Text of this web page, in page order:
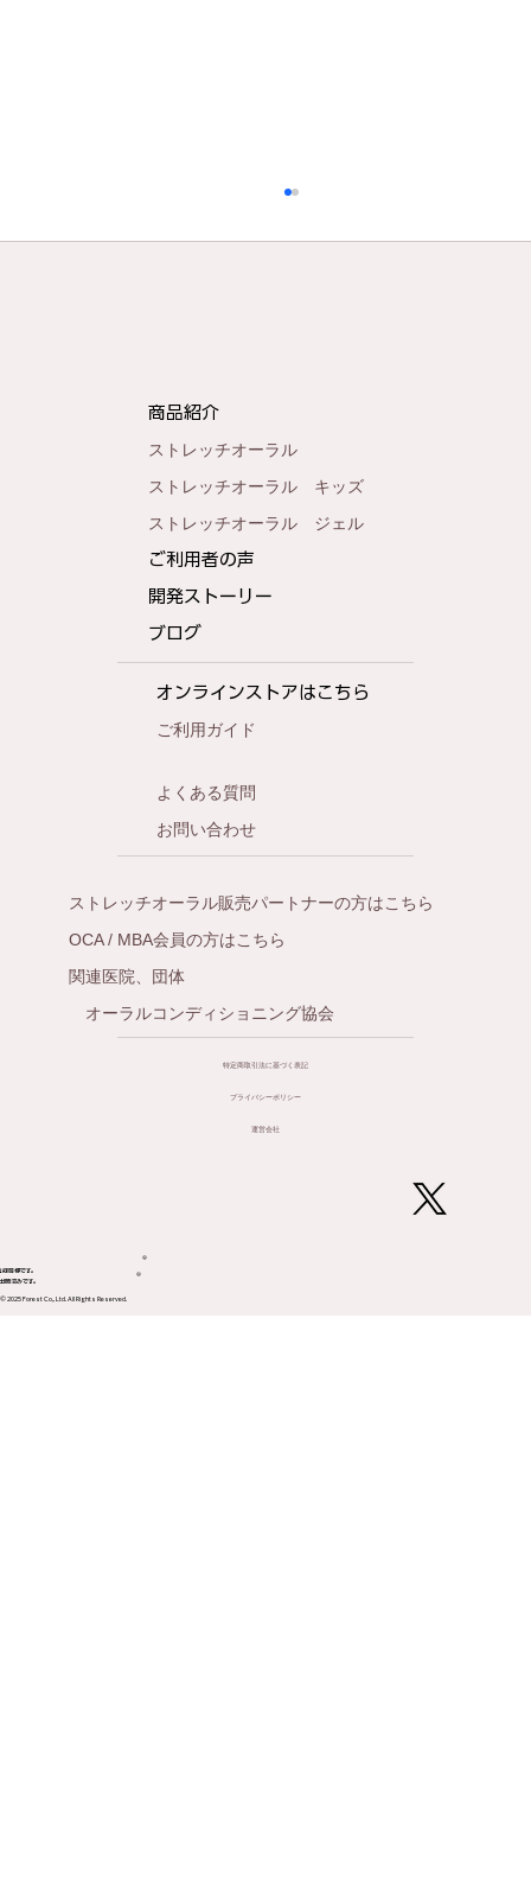
の秘訣は”口元ケア”」
特定商取引法に基づく表記
プライバシーポリシー
運営会社
商品紹介
ストレッチオーラル
ストレッチオーラル キッズ
ストレッチオーラル ジェル
ご利用者の声
開発ストーリー
ブログ
オンラインストアはこちら
ご利用ガイド
よくある質問
お問い合わせ
ストレッチオーラル販売パートナーの方はこちら
OCA / MBA会員の方はこちら
関連医院、団体
オーラルコンディショニング協会
商標です。
願済みです。
®
®
© 2025 Forest Co., Ltd. All Rights Reserved.